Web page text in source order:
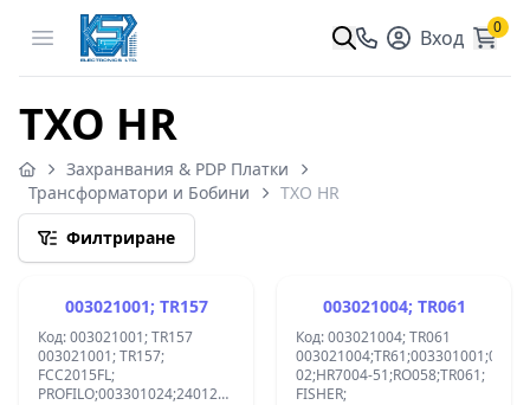
Open menu Вход 0
TXO HR
Захранвания & PDP Платки
Трансформатори и Бобини
TXO HR
Филтриране
003021001; TR157
Код: 003021001; TR157
003021001; TR157;
FCC2015FL;
003021004; TR061
Код: 003021004; TR061
003021004;TR61;003301001;094/
02;HR7004-51;RO058;TR061;
FISHER;